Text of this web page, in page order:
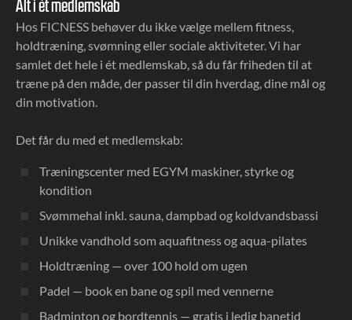
Alt i ét medlemskab
Hos FICNESS behøver du ikke vælge mellem fitness,
holdtræning, svømning eller sociale aktiviteter. Vi har
samlet det hele i ét medlemskab, så du får friheden til at
træne på den måde, der passer til din hverdag, dine mål og
din motivation.
Det får du med et medlemskab:
Træningscenter med EGYM maskiner, styrke og
kondition
Svømmehal inkl. sauna, dampbad og koldvandsbassi
Unikke vandhold som aquafitness og aqua-pilates
Holdtræning — over 100 hold om ugen
Padel — book en bane og spil med vennerne
Badminton og bordtennis — gratis i ledig banetid